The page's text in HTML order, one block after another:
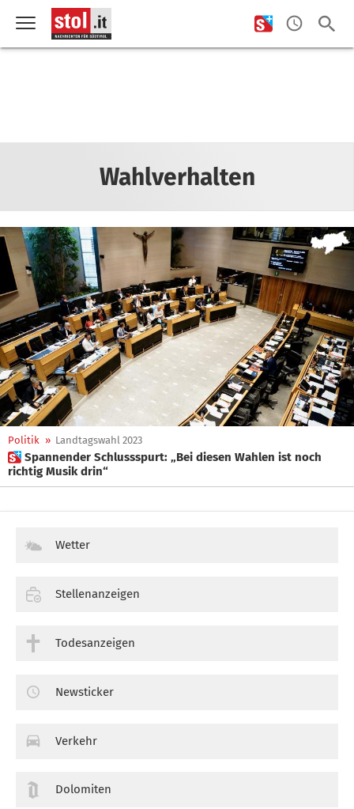
Wahlverhalten
Politik » Landtagswahl 2023
 Spannender Schlussspurt: „Bei diesen Wahlen ist noch
richtig Musik drin“
Wetter
Stellenanzeigen
Todesanzeigen
Newsticker
Verkehr
Dolomiten